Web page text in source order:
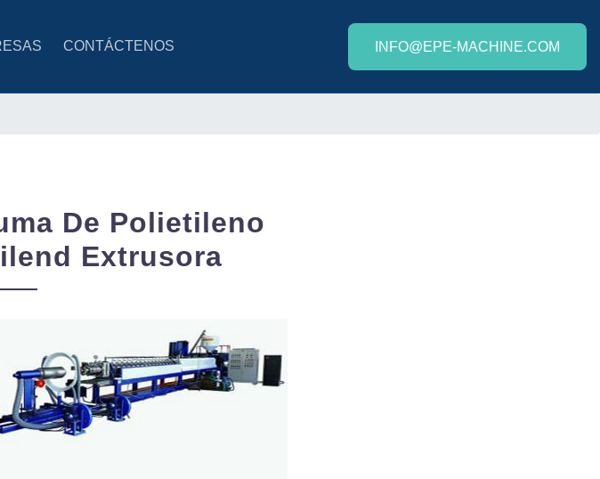
CONTÁCTENOS INFO@EPE-MACHINE.COM
De Polietileno
Extrusora